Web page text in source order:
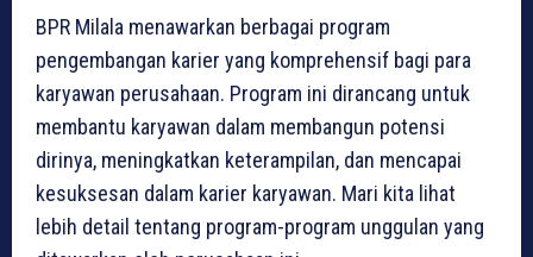
BPR Milala menawarkan berbagai program
pengembangan karier yang komprehensif bagi para
karyawan perusahaan. Program ini dirancang untuk
membantu karyawan dalam membangun potensi
dirinya, meningkatkan keterampilan, dan mencapai
kesuksesan dalam karier karyawan. Mari kita lihat
lebih detail tentang program-program unggulan yang